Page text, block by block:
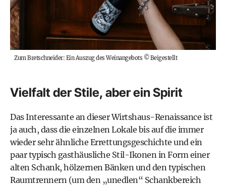
Zum Bretschneider: Ein Auszug des Weinangebots ©Beigestellt
Vielfalt der Stile, aber ein Spirit
Das Interessante an dieser Wirtshaus-Renaissance ist
ja auch, dass die einzelnen Lokale bis auf die immer
wieder sehr ähnliche Errettungsgeschichte und ein
paar typisch gasthäusliche Stil-Ikonen in Form einer
alten Schank, hölzernen Bänken und den typischen
Raumtrennern (um den „unedlen“ Schankbereich